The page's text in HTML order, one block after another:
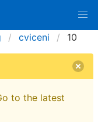
cviceni 10
to the latest